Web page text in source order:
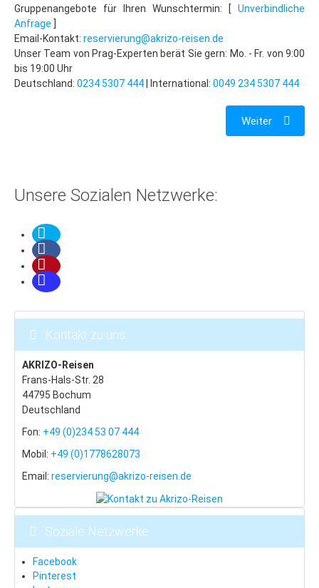
Budapest
Budapest: Insider-Tipps
Essen in Budapest
Budapest: Lastminute
Riesengebirge
Pec pod Snezkou
Altvatergebirge
Last Minute
Cernohorske Sedlo
Erzgebirge
Last Minute
Gruppenangebote für Ihren Wunschtermin: [ Unverbindliche
Anfrage
Email-Kontakt: reservierung@akrizo-reisen.de
Unser Team von Prag-Experten berät Sie gern: Mo. - Fr. von 9:00
bis 19:00 Uhr
Deutschland: 0234 5307 444 | International: 0049 234 5307 444
Weiter
Unsere Sozialen Netzwerke:
Kontakt zu uns
AKRIZO-Reisen
Frans-Hals-Str. 28
44795 Bochum
Deutschland
Fon: +49 (0)234 53 07 444
Mobil: +49 (0)1778628073
Email: reservierung@akrizo-reisen.de
Soziale Netzwerke
Facebook
Pinterest